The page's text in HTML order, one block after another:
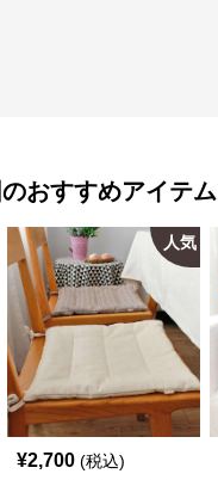
のおすすめアイテム
人気
¥2,700 (税込)